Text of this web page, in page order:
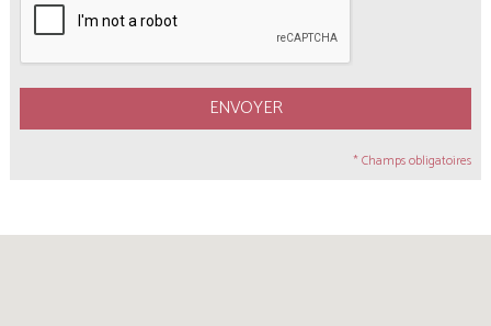
ENVOYER
* Champs obligatoires